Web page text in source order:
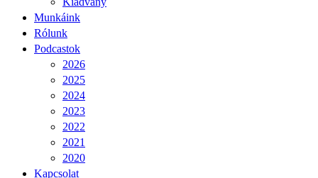
Munkáink
Rólunk
Podcastok
2026
2025
2024
2023
2022
2021
2020
Kapcsolat